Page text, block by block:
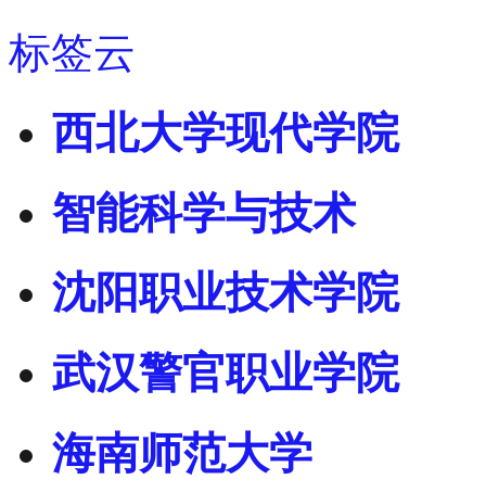
标签云
西北大学现代学院
智能科学与技术
沈阳职业技术学院
武汉警官职业学院
海南师范大学